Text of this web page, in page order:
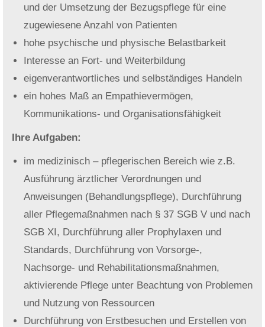
und der Umsetzung der Bezugspflege für eine
zugewiesene Anzahl von Patienten
hohe psychische und physische Belastbarkeit
Interesse an Fort- und Weiterbildung
eigenverantwortliches und selbständiges Handeln
ein hohes Maß an Empathievermögen,
Kommunikations- und Organisationsfähigkeit
Ihre Aufgaben:
im medizinisch – pflegerischen Bereich wie z.B.
Ausführung ärztlicher Verordnungen und
Anweisungen (Behandlungspflege), Durchführung
aller Pflegemaßnahmen nach § 37 SGB V und nach
SGB XI, Durchführung aller Prophylaxen und
Standards, Durchführung von Vorsorge-,
Nachsorge- und Rehabilitationsmaßnahmen,
aktivierende Pflege unter Beachtung von Problemen
und Nutzung von Ressourcen
Durchführung von Erstbesuchen und Erstellen von